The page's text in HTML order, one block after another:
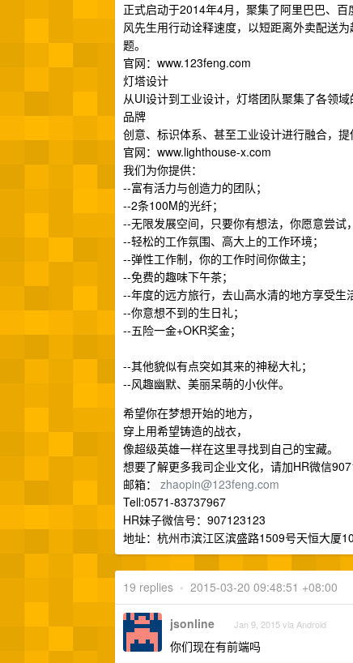
正式启动于2014年4月，聚集了阿里巴巴、
风先生用行动诠释速度，以短距离外卖配送
题。
官网：www.123feng.com
灯塔设计
从UI设计到工业设计，灯塔团队聚集了各领
品牌
创意、标识体系、甚至工业设计进行融合，提
官网：www.lighthouse-x.com
我们为你提供：
--富有活力与创造力的团队；
--2条100M的光纤；
--无限发展空间，只要你有想法，你愿意尝试
--轻松的工作氛围、高大上的工作环境；
--弹性工作制，你的工作时间你做主；
--免费的趣味下午茶；
--年度的远方旅行，去山高水清的地方享受生
--你意想不到的生日礼；
--五险一金+OKR奖金；
--其他貌似有点突如其来的神秘大礼；
--风趣幽默、美丽呆萌的小伙伴。
希望你在梦想开始的地方，
穿上用希望铸造的战衣，
像超级英雄一样在这里寻找到自己的宝藏。
想要了解更多我司企业文化，请加HR微信
邮箱： zhaopin@123feng.com
Tell:0571-83737967
HR妹子微信号：907123123
地址：杭州市滨江区滨盛路1509号天恒大厦
19 replies • 2015-03-20 09:48:51 +08:00
jsonline Jan 9, 2015 via Android
你们现在有前端吗